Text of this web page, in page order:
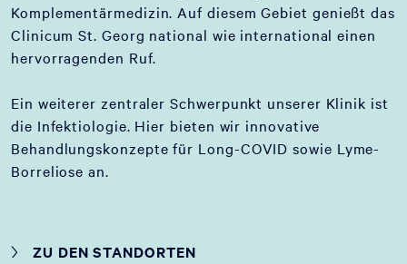
Komplementärmedizin. Auf diesem Gebiet genießt das
Clinicum St. Georg national wie international einen
hervorragenden Ruf.
Ein weiterer zentraler Schwerpunkt unserer Klinik ist
die Infektiologie. Hier bieten wir innovative
Behandlungskonzepte für Long-COVID sowie Lyme-
Borreliose an.
ZU DEN STANDORTEN